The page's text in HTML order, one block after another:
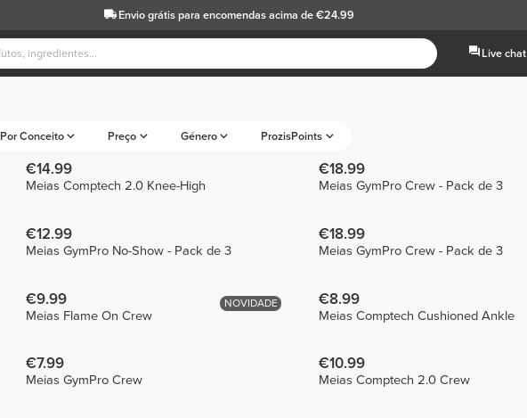
Envio grátispara encomendas acima de €24.99
Live chat
Por Conceito Preço Género ProzisPoints
€14.99
Meias Comptech 2.0 Knee-High
€18.99
Meias GymPro Crew - Pack de 3
€12.99
Meias GymPro No-Show - Pack de 3
€18.99
Meias GymPro Crew - Pack de 3
NOVIDADE
€9.99
Meias Flame On Crew
€8.99
Meias Comptech Cushioned Ankle
€7.99
Meias GymPro Crew
€10.99
Meias Comptech 2.0 Crew